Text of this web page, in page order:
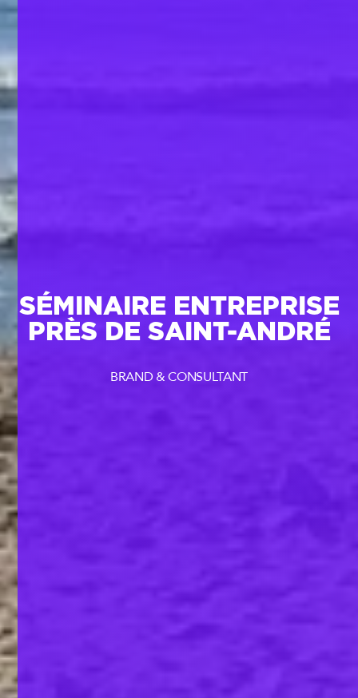
SÉMINAIRE ENTREPRISE
PRÈS DE SAINT-ANDRÉ
BRAND & CONSULTANT